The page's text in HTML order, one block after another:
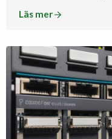
Läs mer